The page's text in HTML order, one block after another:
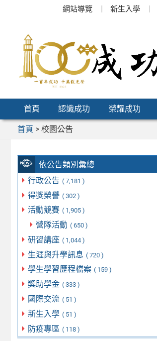
網站導覽 新生入學
首頁 認識成功 榮耀成功
首頁 > 校園公告
依公告類別彙總
行政公告 ( 7,181 )
得獎榮譽 ( 302 )
活動競賽 ( 1,905 )
營隊活動 ( 650 )
研習講座 ( 1,044 )
生涯與升學訊息 ( 720 )
學生學習歷程檔案 ( 159 )
獎助學金 ( 333 )
國際交流 ( 51 )
新生入學 ( 51 )
防疫專區 ( 118 )